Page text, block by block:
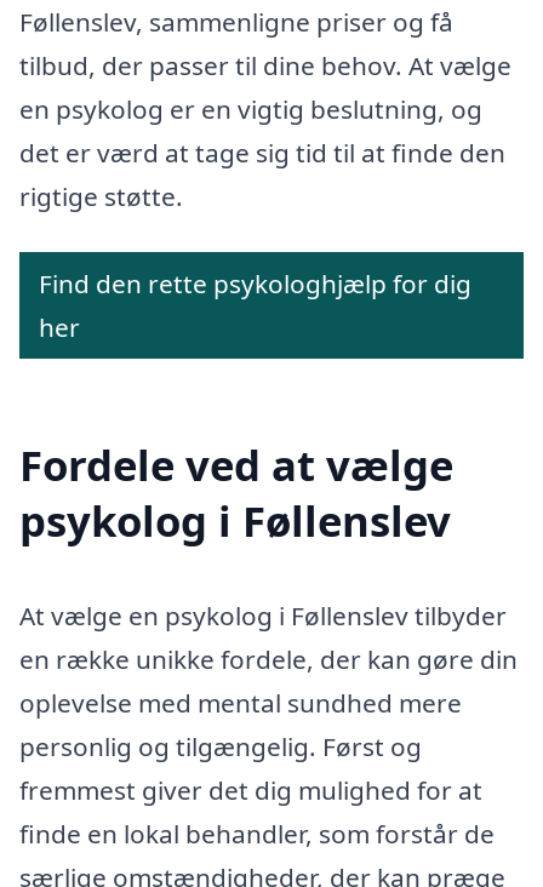
Føllenslev, sammenligne priser og få
tilbud, der passer til dine behov. At vælge
en psykolog er en vigtig beslutning, og
det er værd at tage sig tid til at finde den
rigtige støtte.
Find den rette psykologhjælp for dig
her
Fordele ved at vælge
psykolog i Føllenslev
At vælge en psykolog i Føllenslev tilbyder
en række unikke fordele, der kan gøre din
oplevelse med mental sundhed mere
personlig og tilgængelig. Først og
fremmest giver det dig mulighed for at
finde en lokal behandler, som forstår de
særlige omstændigheder, der kan præge